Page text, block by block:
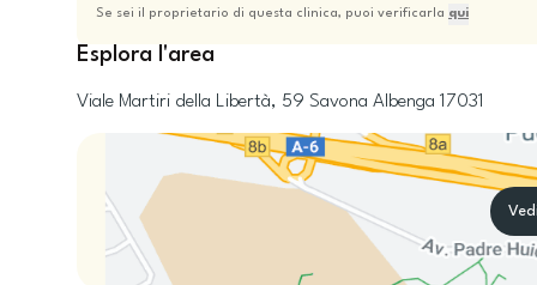
Se sei il proprietario di questa clinica, puoi verificarla qui
Esplora l'area
Viale Martiri della Libertà, 59 Savona Albenga 17031